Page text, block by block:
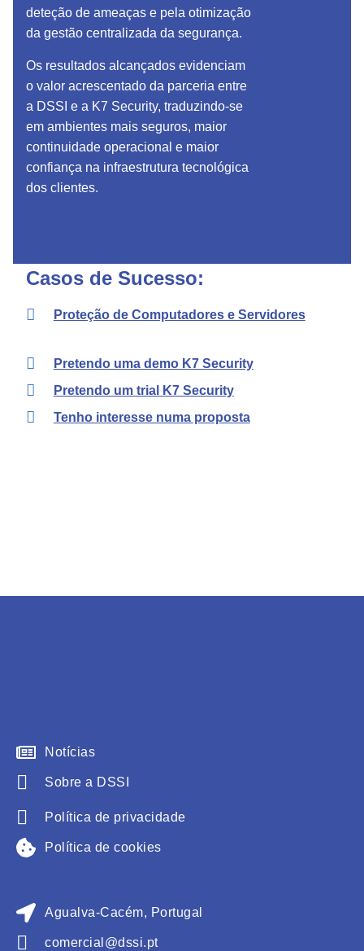
deteção de ameaças e pela otimização
da gestão centralizada da segurança.
Os resultados alcançados evidenciam
o valor acrescentado da parceria entre
a DSSI e a K7 Security, traduzindo-se
em ambientes mais seguros, maior
continuidade operacional e maior
confiança na infraestrutura tecnológica
dos clientes.
Casos de Sucesso:
Proteção de Computadores e Servidores
Pretendo uma demo K7 Security
Pretendo um trial K7 Security
Tenho interesse numa proposta
Notícias
Sobre a DSSI
Política de privacidade
Política de cookies
Agualva-Cacém, Portugal
comercial@dssi.pt